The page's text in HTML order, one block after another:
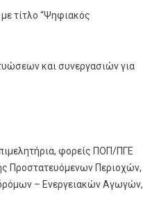
τίτλο “Ψηφιακός
και συνεργασιών για
φορείς ΠΟΠ/ΠΓΕ
Προστατευόμενων Περιοχών,
– Ενεργειακών Αγωγών,